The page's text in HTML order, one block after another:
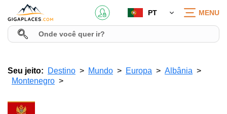
PT MENU
Seu jeito: Destino Mundo Europa
Albânia
Montenegro